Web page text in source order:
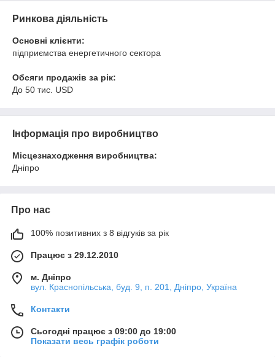
Ринкова діяльність
Основні клієнти:
підприємства енергетичного сектора
Обсяги продажів за рік:
До 50 тис. USD
Інформація про виробництво
Місцезнаходження виробництва:
Дніпро
Про нас
100% позитивних з 8 відгуків за рік
Працює з 29.12.2010
м. Дніпро
вул. Краснопільська, буд. 9, п. 201, Дніпро, Україна
Контакти
Сьогодні працює з 09:00 до 19:00
Показати весь графік роботи